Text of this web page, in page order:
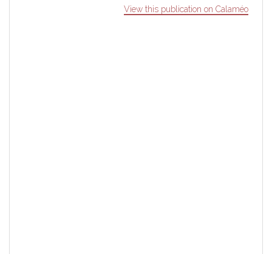
View this publication on Calaméo